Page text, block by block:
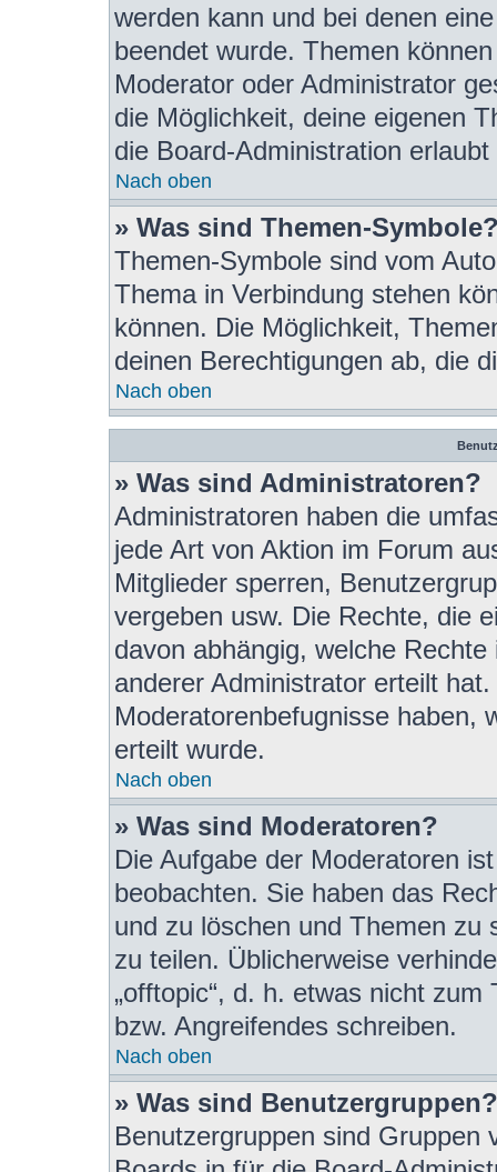
werden kann und bei denen
beendet wurde. Themen
Moderator oder Administrator
die Möglichkeit, deine eigenen
die Board-Administration erlaubt
Nach oben
» Was sind Themen-
Themen-Symbole sind vom
Thema in Verbindung stehen
können. Die Möglichkeit,
deinen Berechtigungen ab, die
Nach oben
» Was sind Administratoren?
Administratoren haben die
jede Art von Aktion im Forum
Mitglieder sperren,
vergeben usw. Die Rechte, die
davon abhängig, welche
anderer Administrator erteilt
Moderatorenbefugnisse haben,
erteilt wurde.
Nach oben
» Was sind Moderatoren?
Die Aufgabe der Moderatoren
beobachten. Sie haben das
und zu löschen und Themen
zu teilen. Üblicherweise
„offtopic“, d. h. etwas nicht
bzw. Angreifendes schreiben.
Nach oben
» Was sind Benutzergruppen?
Benutzergruppen sind Gruppen